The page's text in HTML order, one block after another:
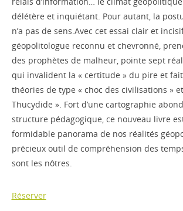
délétère et inquiétant. Pour autant, la
n’a pas de sens.Avec cet essai clair et
géopolitologue reconnu et chevronné,
des prophètes de malheur, pointe sept
qui invalident la « certitude » du pire et
théories de type « choc des civilisations »
Thucydide ». Fort d’une cartographie
structure pédagogique, ce nouveau livre
formidable panorama de nos réalités
précieux outil de compréhension des
sont les nôtres.
Réserver